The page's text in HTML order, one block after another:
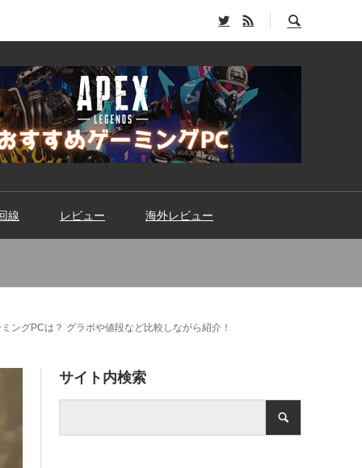
線 レビュー 海外レビュー
ングPCは？ グラボや値段など比較しながら紹介！
サイト内検索